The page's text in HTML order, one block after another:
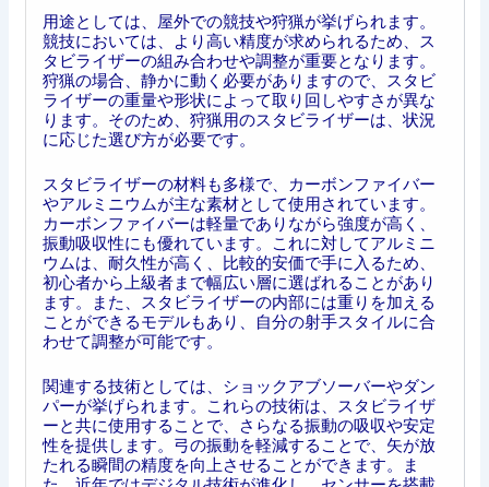
用途としては、屋外での競技や狩猟が挙げられます。
競技においては、より高い精度が求められるため、ス
タビライザーの組み合わせや調整が重要となります。
狩猟の場合、静かに動く必要がありますので、スタビ
ライザーの重量や形状によって取り回しやすさが異な
ります。そのため、狩猟用のスタビライザーは、状況
に応じた選び方が必要です。
スタビライザーの材料も多様で、カーボンファイバー
やアルミニウムが主な素材として使用されています。
カーボンファイバーは軽量でありながら強度が高く、
振動吸収性にも優れています。これに対してアルミニ
ウムは、耐久性が高く、比較的安価で手に入るため、
初心者から上級者まで幅広い層に選ばれることがあり
ます。また、スタビライザーの内部には重りを加える
ことができるモデルもあり、自分の射手スタイルに合
わせて調整が可能です。
関連する技術としては、ショックアブソーバーやダン
パーが挙げられます。これらの技術は、スタビライザ
ーと共に使用することで、さらなる振動の吸収や安定
性を提供します。弓の振動を軽減することで、矢が放
たれる瞬間の精度を向上させることができます。ま